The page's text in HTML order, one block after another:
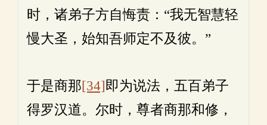
时，诸弟子方自悔责：“我无智慧轻
慢大圣，始知吾师定不及彼。”
于是商那[34]即为说法，五百弟子
得罗汉道。尔时，尊者商那和修，